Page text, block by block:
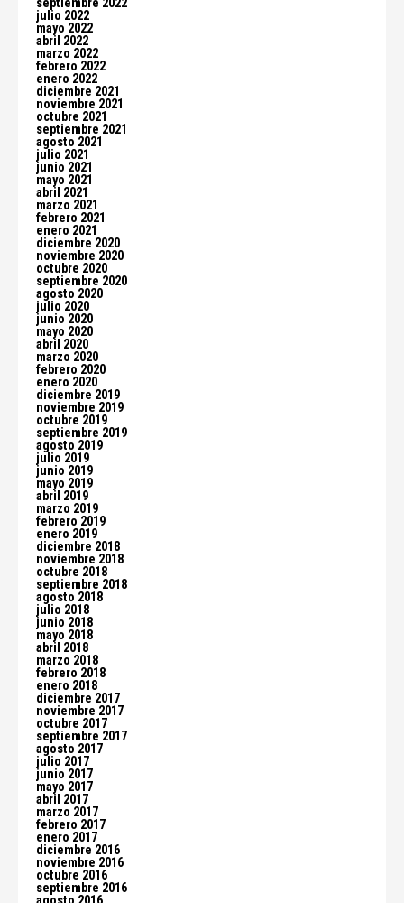
septiembre 2022
julio 2022
mayo 2022
abril 2022
marzo 2022
febrero 2022
enero 2022
diciembre 2021
noviembre 2021
octubre 2021
septiembre 2021
agosto 2021
julio 2021
junio 2021
mayo 2021
abril 2021
marzo 2021
febrero 2021
enero 2021
diciembre 2020
noviembre 2020
octubre 2020
septiembre 2020
agosto 2020
julio 2020
junio 2020
mayo 2020
abril 2020
marzo 2020
febrero 2020
enero 2020
diciembre 2019
noviembre 2019
octubre 2019
septiembre 2019
agosto 2019
julio 2019
junio 2019
mayo 2019
abril 2019
marzo 2019
febrero 2019
enero 2019
diciembre 2018
noviembre 2018
octubre 2018
septiembre 2018
agosto 2018
julio 2018
junio 2018
mayo 2018
abril 2018
marzo 2018
febrero 2018
enero 2018
diciembre 2017
noviembre 2017
octubre 2017
septiembre 2017
agosto 2017
julio 2017
junio 2017
mayo 2017
abril 2017
marzo 2017
febrero 2017
enero 2017
diciembre 2016
noviembre 2016
octubre 2016
septiembre 2016